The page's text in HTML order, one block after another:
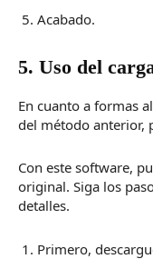
Acabado.
5. Uso del
En cuanto a formas
del método anterior,
Con este software,
original. Siga los
detalles.
Primero,